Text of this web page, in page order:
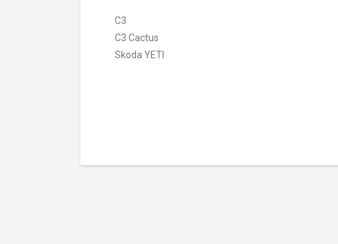
C3
C3 Cactus
Skoda YETI